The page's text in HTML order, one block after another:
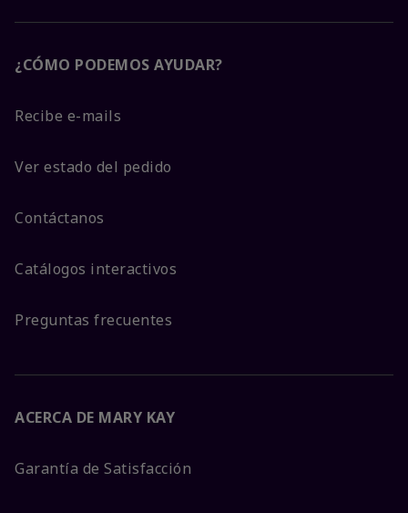
¿CÓMO PODEMOS AYUDAR?
Recibe e-mails
Ver estado del pedido
Contáctanos
Catálogos interactivos
Preguntas frecuentes
ACERCA DE MARY KAY
Garantía de Satisfacción